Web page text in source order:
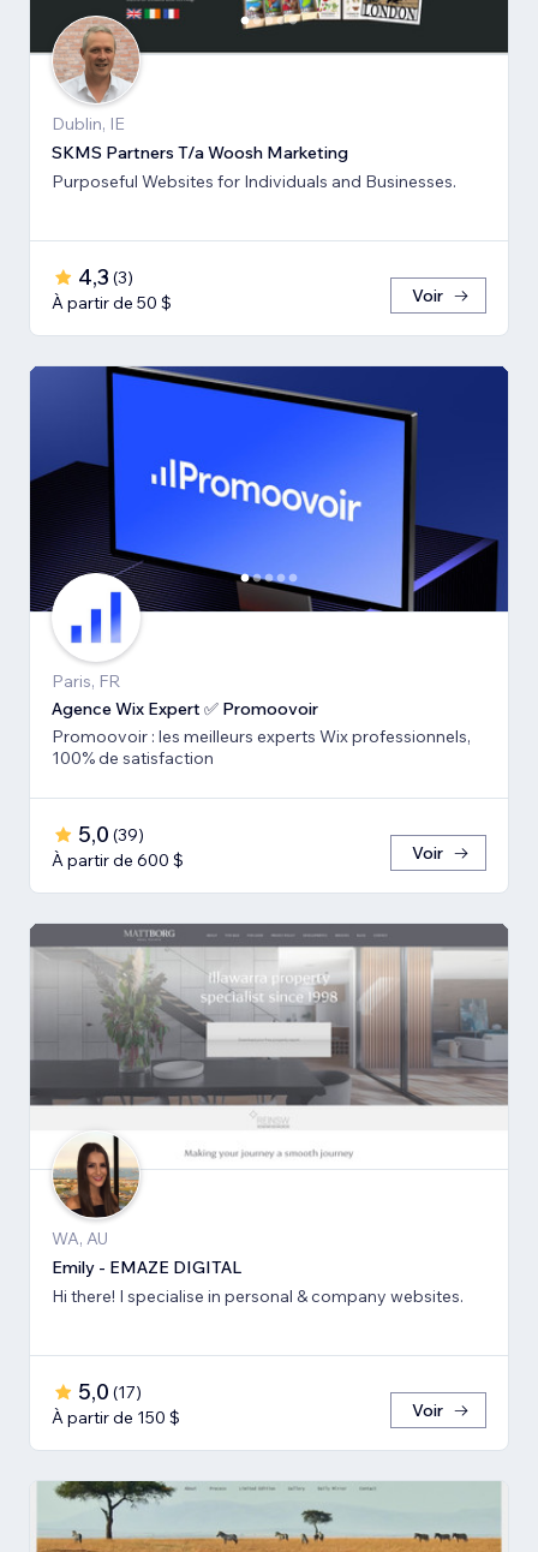
Dublin, IE
SKMS Partners T/a Woosh Marketing
Purposeful Websites for Individuals and Businesses.
4,3 (3)
À partir de 50 $
Voir
Paris, FR
Agence Wix Expert ✅ Promoovoir
Promoovoir : les meilleurs experts Wix professionnels,
100% de satisfaction
5,0 (39)
À partir de 600 $
Voir
WA, AU
Emily - EMAZE DIGITAL
Hi there! I specialise in personal & company websites.
5,0 (17)
À partir de 150 $
Voir